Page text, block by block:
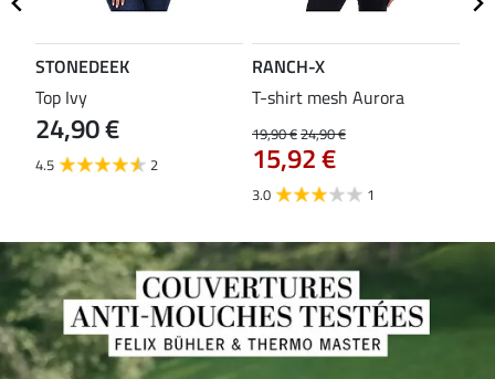
STONEDEEK
Top Ivy
24,90 €
4.5 2
RANCH-X
T-shirt mesh Aurora
19,90 €24,90 €
15,92 €
3.0 1